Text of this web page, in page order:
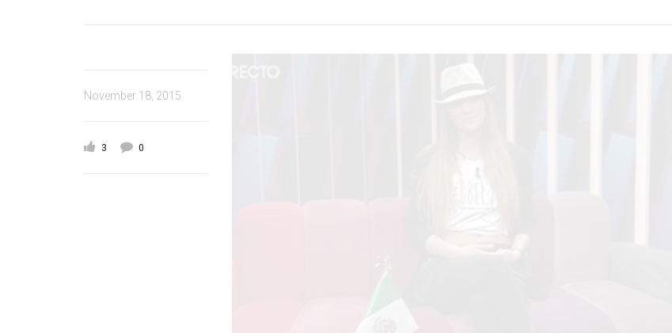
November 18, 2015
3 0